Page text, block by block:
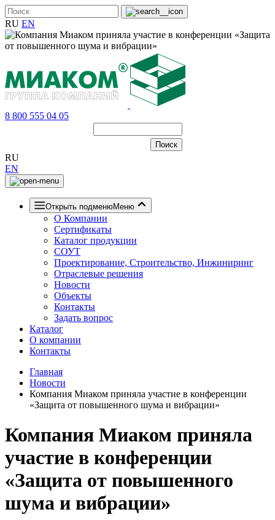
RU EN
8 800 555 04 05
RU
EN
Открыть подменюМеню
О Компании
Сертификаты
Каталог продукции
СОУТ
Проектирование, Строительство, Инжиниринг
Отраслевые решения
Новости
Объекты
Контакты
Задать вопрос
Каталог
О компании
Контакты
Главная
Новости
Компания Миаком приняла участие в конференции
«Защита от повышенного шума и вибрации»
Компания Миаком приняла
участие в конференции
«Защита от повышенного
шума и вибрации»